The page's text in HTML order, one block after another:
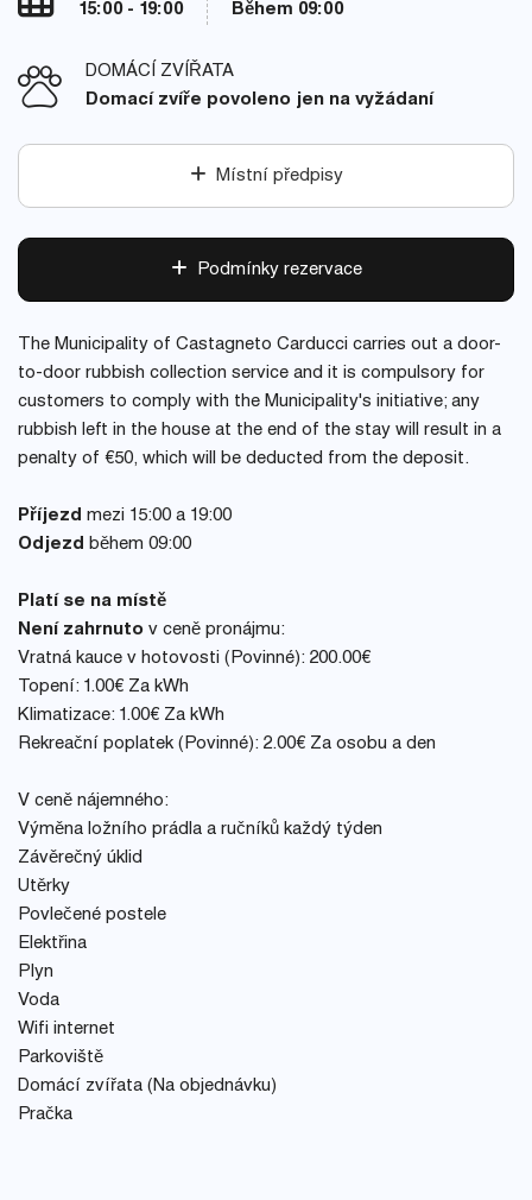
15:00 - 19:00
Během 09:00
DOMÁCÍ ZVÍŘATA
Domací zvíře povoleno jen na vyžádaní
Místní předpisy
Podmínky rezervace
The Municipality of Castagneto Carducci carries out a door-
to-door rubbish collection service and it is compulsory for
customers to comply with the Municipality's initiative; any
rubbish left in the house at the end of the stay will result in a
penalty of €50, which will be deducted from the deposit.
Příjezd mezi 15:00 a 19:00
Odjezd během 09:00
Platí se na místě
Není zahrnuto v ceně pronájmu:
Vratná kauce v hotovosti (Povinné): 200.00€
Topení: 1.00€ Za kWh
Klimatizace: 1.00€ Za kWh
Rekreační poplatek (Povinné): 2.00€ Za osobu a den
V ceně nájemného:
Výměna ložního prádla a ručníků každý týden
Závěrečný úklid
Utěrky
Povlečené postele
Elektřina
Plyn
Voda
Wifi internet
Parkoviště
Domácí zvířata (Na objednávku)
Pračka